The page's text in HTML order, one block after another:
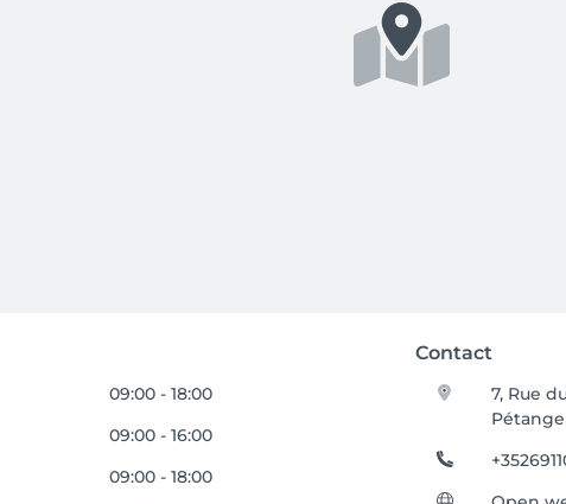
Contact
09:00 - 18:00
09:00 - 16:00
09:00 - 18:00
7, Rue
Pétange